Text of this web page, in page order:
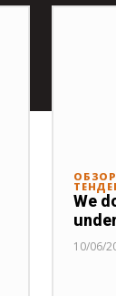
We
10/06/